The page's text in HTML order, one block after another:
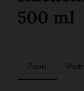
500 ml
Popis